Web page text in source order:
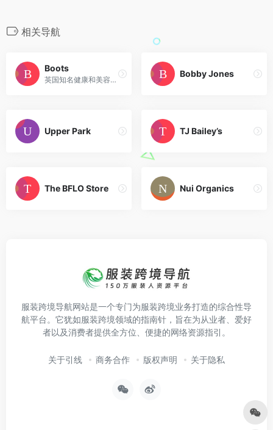
相关导航
Boots
英国知名健康和美容产品零售品牌
Bobby Jones
Upper Park TJ Bailey’s
The BFLO Store Nui Organics
服装跨境导航网站是一个专门为服装跨境业务打造的综合性导
航平台。它犹如服装跨境领域的指南针，旨在为从业者、爱好
者以及消费者提供全方位、便捷的网络资源指引。
关于引线 商务合作 版权声明 关于隐私